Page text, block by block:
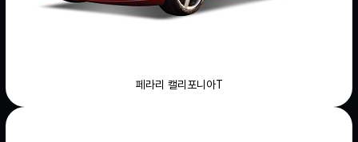
페라리 캘리포니아T